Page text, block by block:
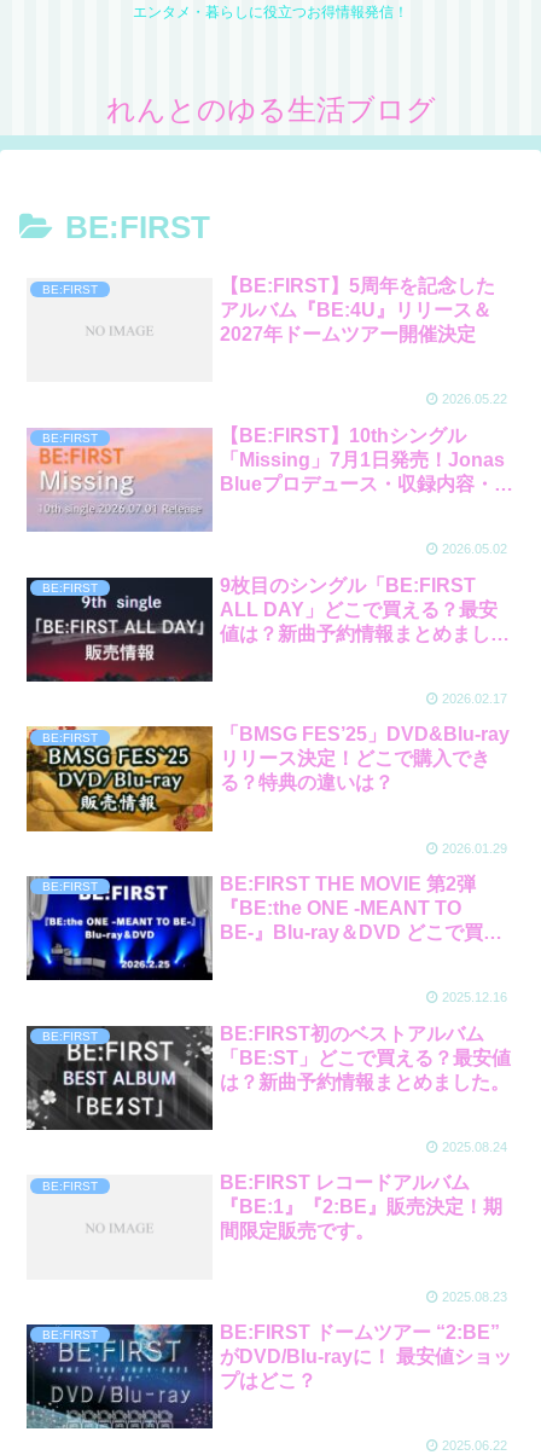
エンタメ・暮らしに役立つお得情報発信！
れんとのゆる生活ブログ
BE:FIRST
BE:FIRST
【BE:FIRST】5周年を記念した
アルバム『BE:4U』リリース＆
2027年ドームツアー開催決定
2026.05.22
BE:FIRST
【BE:FIRST】10thシングル
「Missing」7月1日発売！Jonas
Blueプロデュース・収録内容・予
2026.05.02
BE:FIRST
9枚目のシングル「BE:FIRST
ALL DAY」どこで買える？最安
値は？新曲予約情報まとめまし
2026.02.17
BE:FIRST
「BMSG FES’25」DVD&Blu-ray
リリース決定！どこで購入でき
る？特典の違いは？
2026.01.29
BE:FIRST
BE:FIRST THE MOVIE 第2弾
『BE:the ONE -MEANT TO
BE-』Blu-ray＆DVD どこで買え
2025.12.16
BE:FIRST
BE:FIRST初のベストアルバム
「BE:ST」どこで買える？最安値
は？新曲予約情報まとめました。
2025.08.24
BE:FIRST
BE:FIRST レコードアルバム
『BE:1』『2:BE』販売決定！期
間限定販売です。
2025.08.23
BE:FIRST
BE:FIRST ドームツアー “2:BE”
がDVD/Blu-rayに！ 最安値ショッ
プはどこ？
2025.06.22